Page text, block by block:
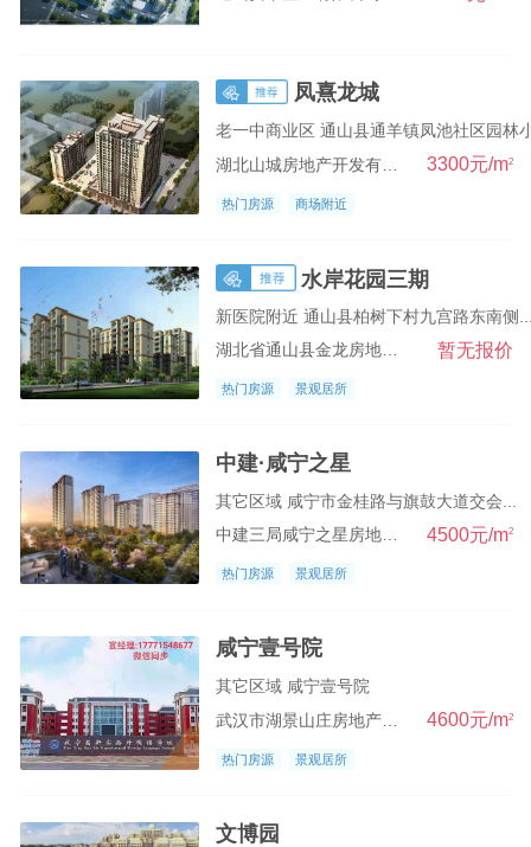
凤熹龙城
老一中商业区 通山县通羊镇凤池社区园林
湖北山城房地产开发有限公司
3300元/m2
热门房源 商场附近
水岸花园三期
新医院附近 通山县柏树下村九宫路东南侧
湖北省通山县金龙房地产开发有限公司
暂无报价
热门房源 景观居所
中建·咸宁之星
其它区域 咸宁市金桂路与旗鼓大道交会...
中建三局咸宁之星房地产开发有限公司
4500元/m2
热门房源 景观居所
咸宁壹号院
其它区域 咸宁壹号院
武汉市湖景山庄房地产开发有限公司
4600元/m2
热门房源 景观居所
文博园